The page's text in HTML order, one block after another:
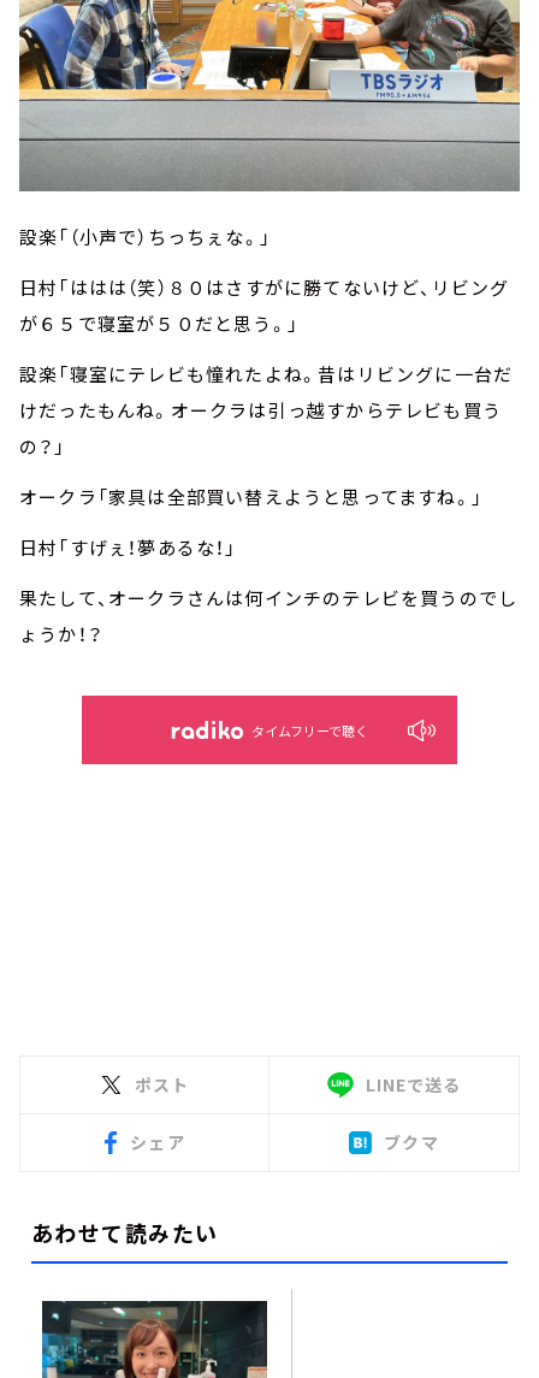
設楽「（小声で）ちっちぇな。」
日村「ははは（笑）８０はさすがに勝てないけど、リビング
が６５で寝室が５０だと思う。」
設楽「寝室にテレビも憧れたよね。昔はリビングに一台だ
けだったもんね。オークラは引っ越すからテレビも買う
の？」
オークラ「家具は全部買い替えようと思ってますね。」
日村「すげぇ！夢あるな！」
果たして、オークラさんは何インチのテレビを買うのでし
ょうか！？
タイムフリーで聴く
ポスト LINEで送る
シェア ブクマ
あわせて読みたい